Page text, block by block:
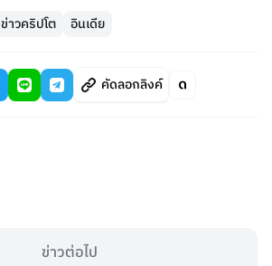
ข่าวคริปโต อินเดีย
คัดลอกลิงค์
ข่าวต่อไป